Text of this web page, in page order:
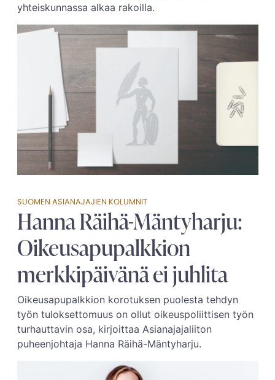
yhteiskunnassa alkaa rakoilla.
SUOMEN ASIANAJAJIEN KOLUMNIT
Hanna Räihä-Mäntyharju:
Oikeusapupalkkion
merkkipäivänä ei juhlita
Oikeusapupalkkion korotuksen puolesta tehdyn
työn tuloksettomuus on ollut oikeuspoliittisen työn
turhauttavin osa, kirjoittaa Asianajajaliiton
puheenjohtaja Hanna Räihä-Mäntyharju.